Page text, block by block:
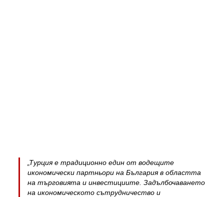
„Турция е традиционно един от водещите
икономически партньори на България в областта
на търговията и инвестициите. Задълбочаването
на икономическото сътрудничество и